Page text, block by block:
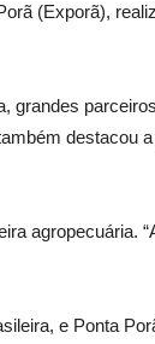
(Exporã),
destacou
agropecuária.
e Ponta